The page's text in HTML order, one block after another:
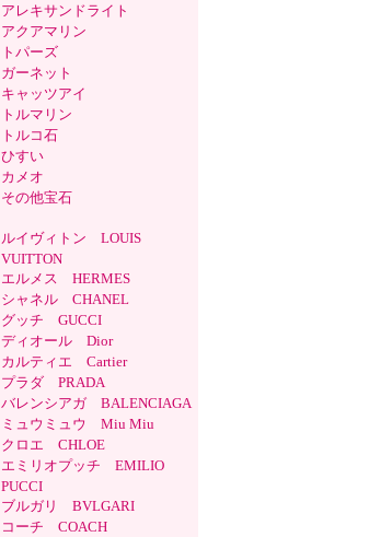
アレキサンドライト
アクアマリン
トパーズ
ガーネット
キャッツアイ
トルマリン
トルコ石
ひすい
カメオ
その他宝石
ルイヴィトン LOUIS
VUITTON
エルメス HERMES
シャネル CHANEL
グッチ GUCCI
ディオール Dior
カルティエ Cartier
プラダ PRADA
バレンシアガ BALENCIAGA
ミュウミュウ Miu Miu
クロエ CHLOE
エミリオプッチ EMILIO
PUCCI
ブルガリ BVLGARI
コーチ COACH